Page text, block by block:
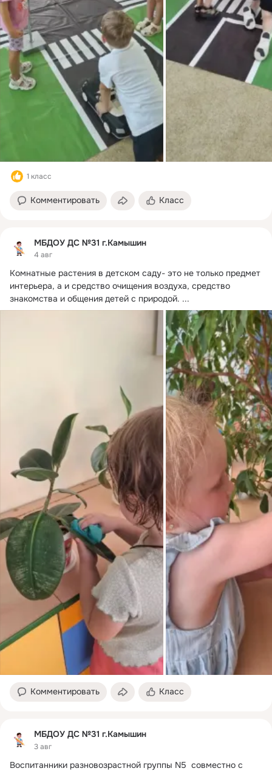
1 класс
Комментировать Класс
МБДОУ ДС №31 г.Камышин
4 авг
Комнатные растения в детском саду- это не только предмет
интерьера, а и средство очищения воздуха, средство
знакомства и общения детей с природой. ...
Комментировать Класс
МБДОУ ДС №31 г.Камышин
3 авг
Воспитанники разновозрастной группы N5  совместно с